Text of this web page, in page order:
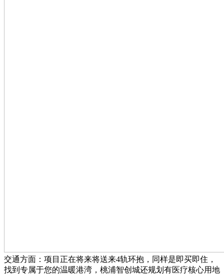
交通方面：项目正在将来将送来4轨环抱，同样是即买即住，
找到专属于您的温暖港湾，桃浦智创城还规划有医疗核心用地